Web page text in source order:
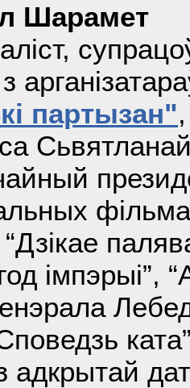
Шарамет
партызан"
Сьвятланай
“Дзікае
імпэрыі”,
адкрытай